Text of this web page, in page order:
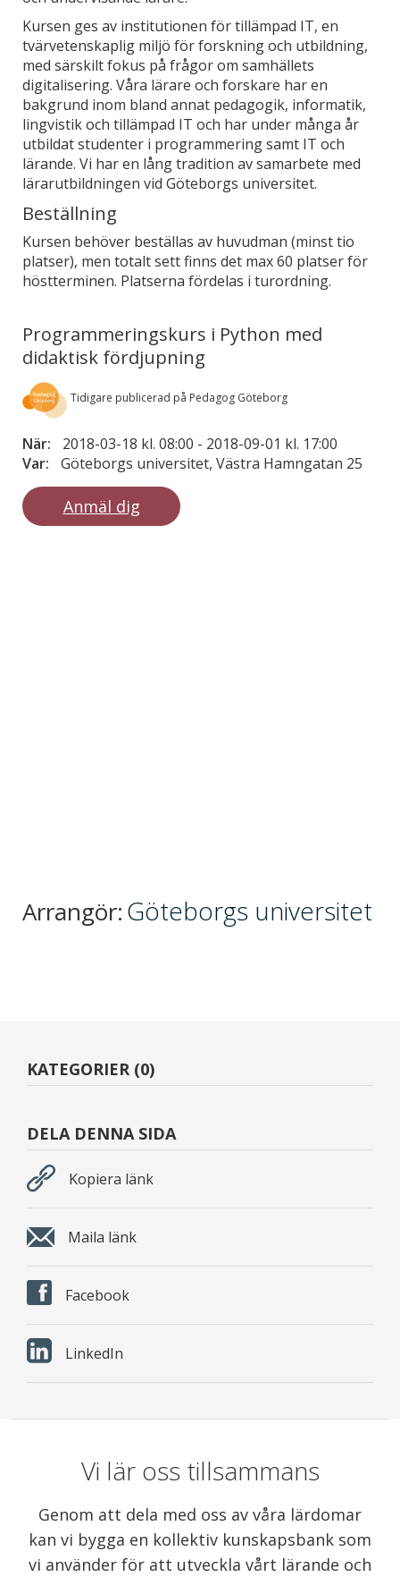
Kursen ges av institutionen för tillämpad IT, en
tvärvetenskaplig miljö för forskning och utbildning,
med särskilt fokus på frågor om samhällets
digitalisering. Våra lärare och forskare har en
bakgrund inom bland annat pedagogik, informatik,
lingvistik och tillämpad IT och har under många år
utbildat studenter i programmering samt IT och
lärande. Vi har en lång tradition av samarbete med
lärarutbildningen vid Göteborgs universitet.
Beställning
Kursen behöver beställas av huvudman (minst tio
platser), men totalt sett finns det max 60 platser för
höstterminen. Platserna fördelas i turordning.
Programmeringskurs i Python med
didaktisk fördjupning
Tidigare publicerad på Pedagog Göteborg
När: 2018-03-18 kl. 08:00 - 2018-09-01 kl. 17:00
Var:
Göteborgs universitet, Västra Hamngatan 25
Anmäl dig
Arrangör:Göteborgs universitet
KATEGORIER (0)
DELA DENNA SIDA
Kopiera länk
Maila länk
Facebook
LinkedIn
Vi lär oss tillsammans
Genom att dela med oss av våra lärdomar
kan vi bygga en kollektiv kunskapsbank som
vi använder för att utveckla vårt lärande och